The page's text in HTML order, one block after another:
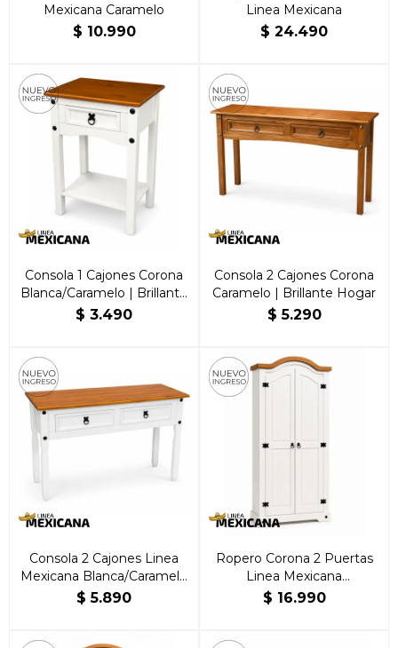
Mexicana Caramelo
$ 10.990
Linea Mexicana
$ 24.490
Consola 1 Cajones Corona
Blanca/Caramelo | Brillante
Hogar
$ 3.490
Consola 2 Cajones Corona
Caramelo | Brillante Hogar
$ 5.290
Consola 2 Cajones Linea
Mexicana Blanca/Caramelo
| Brillante Hogar
$ 5.890
Ropero Corona 2 Puertas
Linea Mexicana
Blanco/Caramelo
$ 16.990